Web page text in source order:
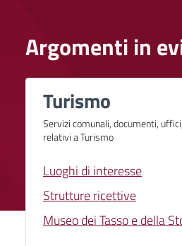
Argomenti in
Turismo
Servizi comunali, documenti,
relativi a Turismo
Luoghi di interesse
Strutture ricettive
Museo dei Tasso e della